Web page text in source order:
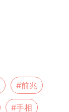
#前兆
#手相